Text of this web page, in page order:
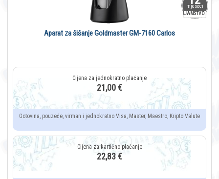
mjeseci
JAMSTVO
Aparat za šišanje Goldmaster GM-7160 Carlos
21,00 €
Gotovina, pouzeće, virman i jednokratno Visa, Master, Maestro, Kripto Valute
22,83 €